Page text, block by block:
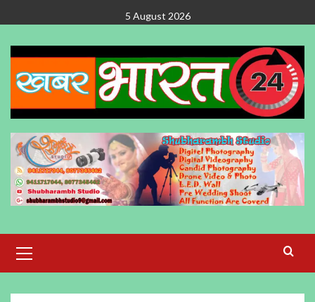
to
content
5 August 2026
Menu